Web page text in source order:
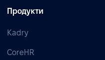
Продукти
Kadry
CoreHR